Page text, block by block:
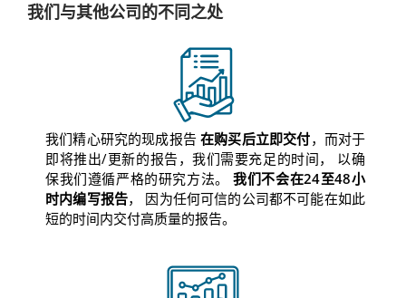
我们与其他公司的不同之处
我们精心研究的现成报告在购买后立即交付，而对于
即将推出/更新的报告，我们需要充足的时间， 以确
保我们遵循严格的研究方法。我们不会在24至48小
时内编写报告， 因为任何可信的公司都不可能在如此
短的时间内交付高质量的报告。